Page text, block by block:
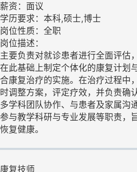
薪资：面议
学历要求：本科,硕士,博士
岗位性质：全职
岗位描述：
主要负责对就诊患者进行全面评估
在此基础上制定个体化的康复计划
合康复治疗的实施。在治疗过程中
时调整方案，评定疗效，并负责确
多学科团队协作、与患者及家属沟
参与教学科研与专业发展等职责，
恢复健康。
康复技师